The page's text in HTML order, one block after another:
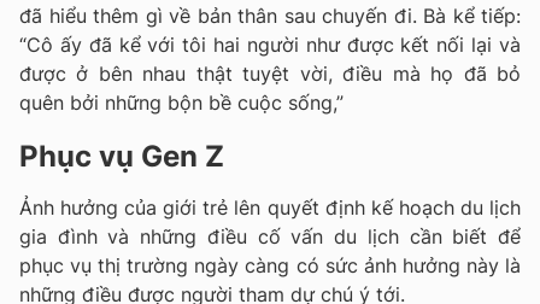
đã hiểu thêm gì về bản thân sau chuyến đi. Bà kể tiếp:
“Cô ấy đã kể với tôi hai người như được kết nối lại và
được ở bên nhau thật tuyệt vời, điều mà họ đã bỏ
quên bởi những bộn bề cuộc sống,”
Phục vụ Gen Z
Ảnh hưởng của giới trẻ lên quyết định kế hoạch du lịch
gia đình và những điều cố vấn du lịch cần biết để
phục vụ thị trường ngày càng có sức ảnh hưởng này là
những điều được người tham dự chú ý tới.